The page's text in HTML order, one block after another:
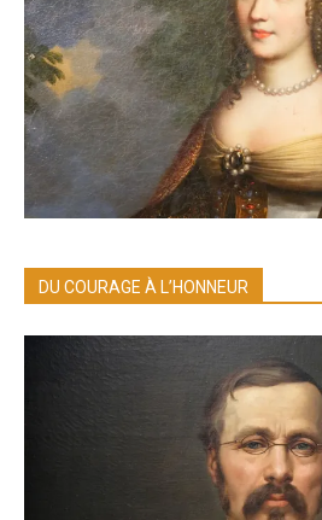
DU COURAGE À L’HONNEUR